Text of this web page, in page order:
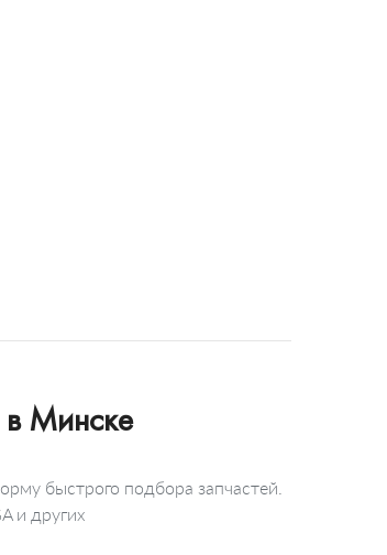
в Минске
быстрого подбора запчастей.
и других